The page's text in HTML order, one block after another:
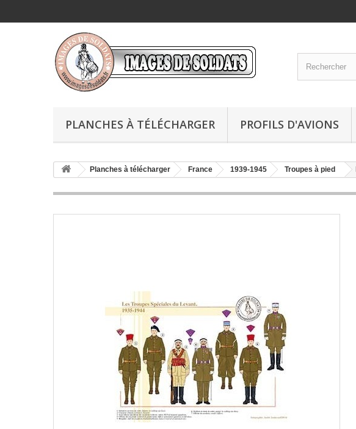
PLANCHES À TÉLÉCHARGER PROFILS D'AVIONS
Planches à télécharger France 1939-1945 Troupes à pied